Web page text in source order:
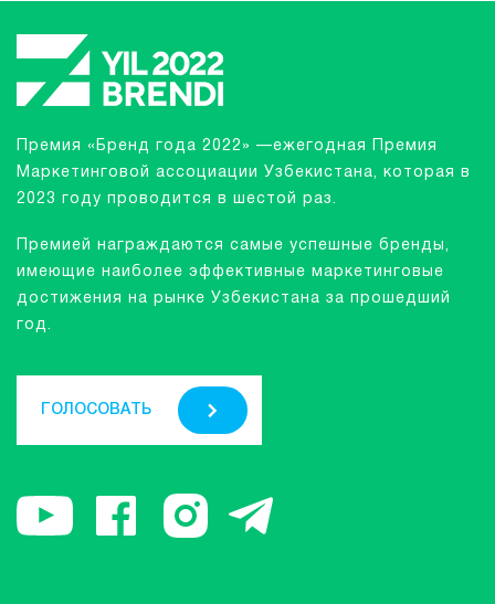
Премия «Бренд года 2022» —ежегодная Премия
Маркетинговой ассоциации Узбекистана, которая в
2023 году проводится в шестой раз.
Премией награждаются самые успешные бренды,
имеющие наиболее эффективные маркетинговые
достижения на рынке Узбекистана за прошедший
год.
ГОЛОСОВАТЬ